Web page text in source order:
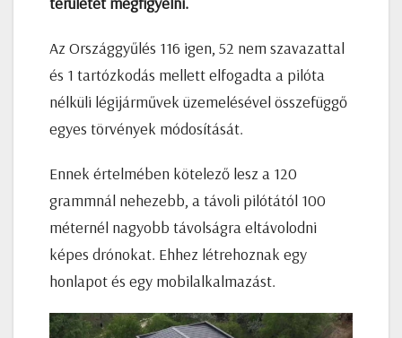
Az Országgyűlés 116 igen, 52 nem szavazattal
és 1 tartózkodás mellett elfogadta a pilóta
nélküli légijárművek üzemelésével összefüggő
egyes törvények módosítását.
Ennek értelmében kötelező lesz a 120
grammnál nehezebb, a távoli pilótától 100
méternél nagyobb távolságra eltávolodni
képes drónokat. Ehhez létrehoznak egy
honlapot és egy mobilalkalmazást.